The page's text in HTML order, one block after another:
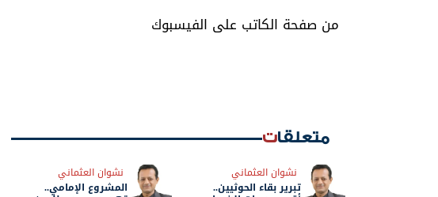
من صفحة الكاتب على الفيسبوك
متعلقات
نشوان العثماني
تبرير بقاء الحوثيين..
نشوان العثماني
المشروع الإمامي..